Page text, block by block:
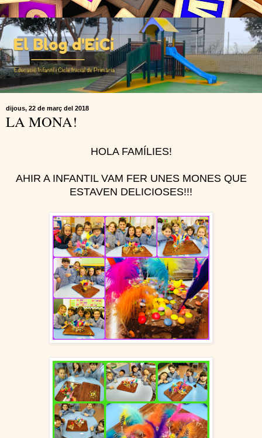
dijous, 22 de març del 2018
LA MONA!
HOLA FAMÍLIES!
AHIR A INFANTIL VAM FER UNES MONES QUE
ESTAVEN DELICIOSES!!!